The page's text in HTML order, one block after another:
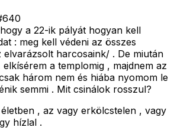
640
a 22-ik pályát hogyan kell
: meg kell védeni az összes
elvarázsolt harcosaink/ . De miután
a templomig , majdnem az
három nem és hiába nyomom le
semmi . Mit csinálok rosszul?
, az vagy erkölcstelen , vagy
hízlal .